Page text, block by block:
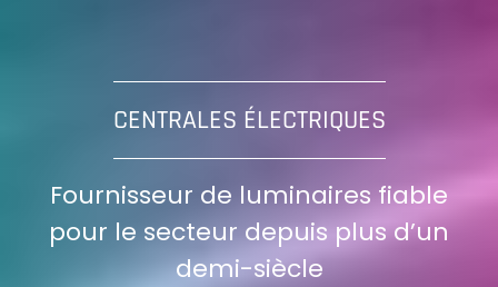
CENTRALES ÉLECTRIQUES
Fournisseur de luminaires fiable
pour le secteur depuis plus d’un
demi-siècle